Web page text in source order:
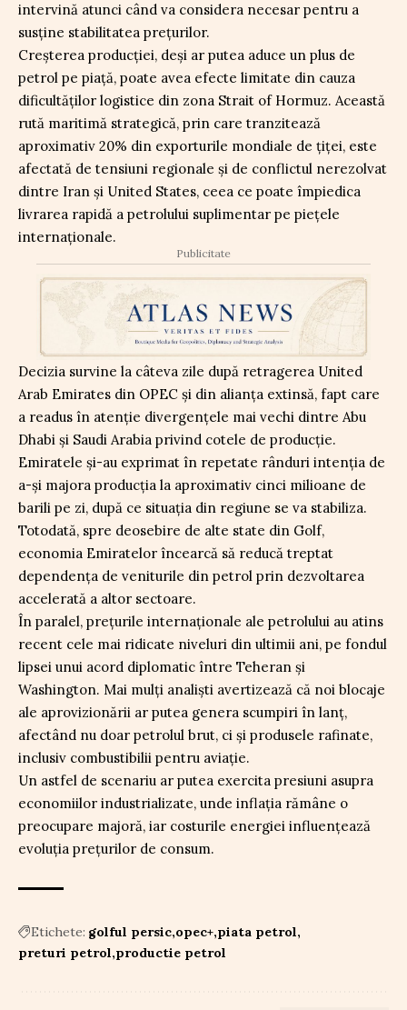
intervină atunci când va considera necesar pentru a
susține stabilitatea prețurilor.
Creșterea producției, deși ar putea aduce un plus de
petrol pe piață, poate avea efecte limitate din cauza
dificultăților logistice din zona Strait of Hormuz. Această
rută maritimă strategică, prin care tranzitează
aproximativ 20% din exporturile mondiale de țiței, este
afectată de tensiuni regionale și de conflictul nerezolvat
dintre Iran și United States, ceea ce poate împiedica
livrarea rapidă a petrolului suplimentar pe piețele
internaționale.
Publicitate
Decizia survine la câteva zile după retragerea United
Arab Emirates din OPEC și din alianța extinsă, fapt care
a readus în atenție divergențele mai vechi dintre Abu
Dhabi și Saudi Arabia privind cotele de producție.
Emiratele și-au exprimat în repetate rânduri intenția de
a-și majora producția la aproximativ cinci milioane de
barili pe zi, după ce situația din regiune se va stabiliza.
Totodată, spre deosebire de alte state din Golf,
economia Emiratelor încearcă să reducă treptat
dependența de veniturile din petrol prin dezvoltarea
accelerată a altor sectoare.
În paralel, prețurile internaționale ale petrolului au atins
recent cele mai ridicate niveluri din ultimii ani, pe fondul
lipsei unui acord diplomatic între Teheran și
Washington. Mai mulți analiști avertizează că noi blocaje
ale aprovizionării ar putea genera scumpiri în lanț,
afectând nu doar petrolul brut, ci și produsele rafinate,
inclusiv combustibilii pentru aviație.
Un astfel de scenariu ar putea exercita presiuni asupra
economiilor industrializate, unde inflația rămâne o
preocupare majoră, iar costurile energiei influențează
evoluția prețurilor de consum.
Etichete: golful persic opec+ piata petrol
preturi petrol productie petrol